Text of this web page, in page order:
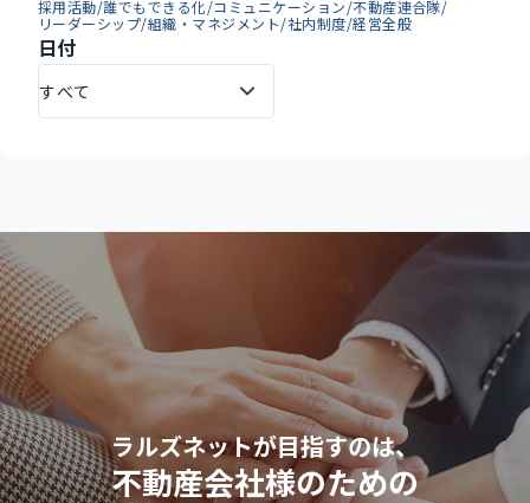
採用活動/誰でもできる化/コミュニケーション/不動産連合隊/
リーダーシップ/組織・マネジメント/社内制度/経営全般
日付
ラルズネットが目指すのは、
不動産会社様のための